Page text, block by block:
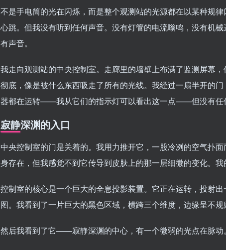
不是手电筒的光在闪烁，而是整个观测站的光源都在以某种规
心跳。但我没有听到任何声音。没有灯管的电流嗡鸣，没有机
有声音。
我走向观测站的中央控制室。走廊里的墙壁上布满了监测屏幕
彻底，像是被什么东西吸走了所有的光线。我经过一扇半开的
器都在运转——我从它们的指示灯可以看出这一点——但没有任
寂静深渊的入口
中央控制室的门是关着的。我用力推开它，一股冷冽的空气扑
身存在，但我感觉不到它传导到皮肤上的那一层细微的变化。
控制室的核心是一个巨大的全息投影装置。它正在运转，投射
图。我看到了一片巨大的黑色区域，横跨三个维度，边缘呈不
然后我看到了它——寂静深渊的中心，有一个微弱的光点在脉动